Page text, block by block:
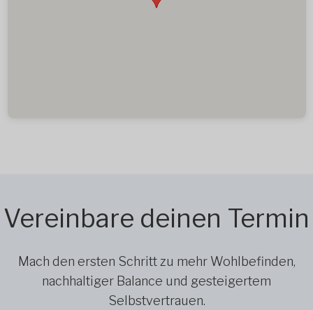
Vereinbare deinen Termin
Mach den ersten Schritt zu mehr Wohlbefinden,
nachhaltiger Balance und gesteigertem
Selbstvertrauen.